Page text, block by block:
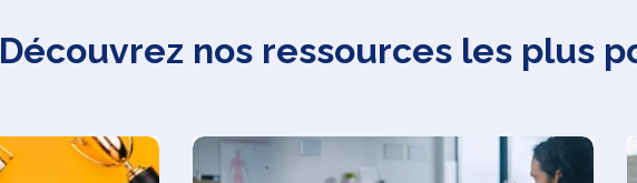
Découvrez nos ressources les plus